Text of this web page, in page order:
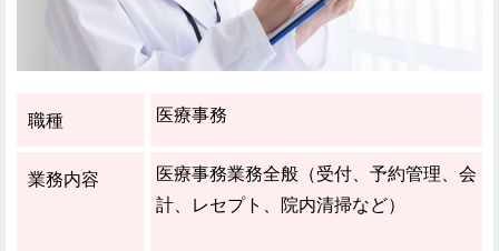
職種 医療事務
業務内容
医療事務業務全般（受付、予約管理、会
計、レセプト、院内清掃など）